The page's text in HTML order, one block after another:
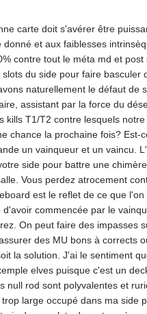
carte doit s'avérer être
et aux faiblesses
contre tout le méta md et
du side pour faire
naturellement le défaut
assistant par la force du
kills T1/T2 contre lesquels
chance la prochaine fois?
un vainqueur et un vaincu.
side pour battre une
Vous perdez atrocement
est le reflet de ce que
commencée par le
On peut faire des impasses
des MU bons à corrects
la solution. J'ai le sentiment
elves puisque c'est un
null rod sont polyvalentes et
large occupé dans ma side